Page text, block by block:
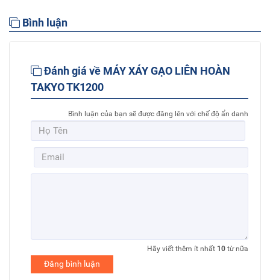
Bình luận
Đánh giá về MÁY XÁY GẠO LIÊN HOÀN
TAKYO TK1200
Bình luận của bạn sẽ được đăng lên với chế độ ẩn danh
Hãy viết thêm ít nhất 10 từ nữa
Đăng bình luận